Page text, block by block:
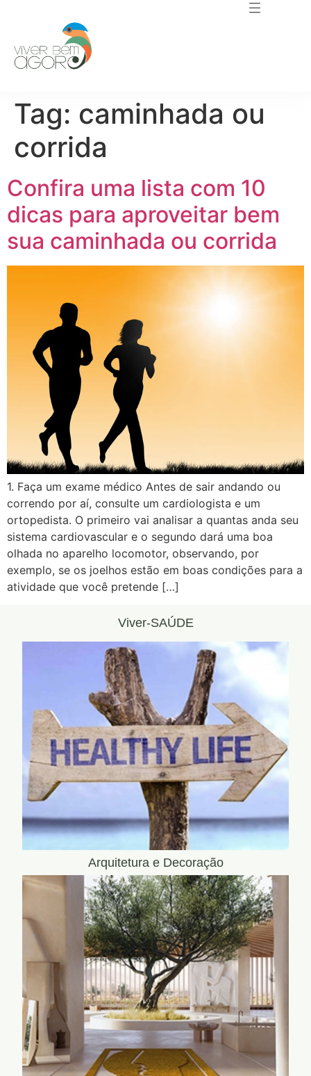
Tag: caminhada ou
corrida
Confira uma lista com 10
dicas para aproveitar bem
sua caminhada ou corrida
1. Faça um exame médico Antes de sair andando ou
correndo por aí, consulte um cardiologista e um
ortopedista. O primeiro vai analisar a quantas anda seu
sistema cardiovascular e o segundo dará uma boa
olhada no aparelho locomotor, observando, por
exemplo, se os joelhos estão em boas condições para a
atividade que você pretende […]
Viver-SAÚDE
Arquitetura e Decoração